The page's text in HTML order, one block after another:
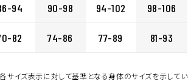
94 90-98 94-102 98-106
82 74-86 77-89 81-93
サイズ表示に対して基準となる身体のサイズを示してい